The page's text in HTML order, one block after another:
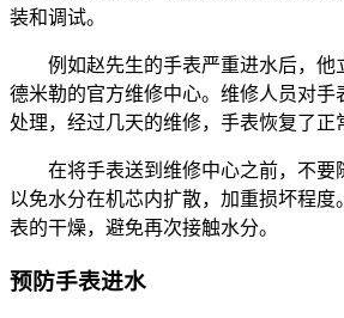
装和调试。
例如赵先生的手表严重进水后，他
德米勒的官方维修中心。维修人员对手
处理，经过几天的维修，手表恢复了正
在将手表送到维修中心之前，不要
以免水分在机芯内扩散，加重损坏程度
表的干燥，避免再次接触水分。
预防手表进水